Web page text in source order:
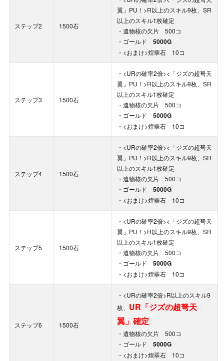
ステップ2 1500石
翼」PU！>R以上のスキル9枚、SR
以上のスキル1枚確定
・遺物核の欠片 500コ
・ゴールド 5000G
・<おまけ>煌翠石 10コ
ステップ3 1500石
・<URの確率2倍><「ジズの超弩天
翼」PU！>R以上のスキル9枚、SR
以上のスキル1枚確定
・遺物核の欠片 500コ
・ゴールド 5000G
・<おまけ>煌翠石 10コ
ステップ4 1500石
・<URの確率2倍><「ジズの超弩天
翼」PU！>R以上のスキル9枚、SR
以上のスキル1枚確定
・遺物核の欠片 500コ
・ゴールド 5000G
・<おまけ>煌翠石 10コ
ステップ5 1500石
・<URの確率2倍><「ジズの超弩天
翼」PU！>R以上のスキル9枚、SR
以上のスキル1枚確定
・遺物核の欠片 500コ
・ゴールド 5000G
・<おまけ>煌翠石 10コ
ステップ6 1500石
・<URの確率2倍>R以上のスキル9
枚、 UR「ジズの超弩天
翼」確定
・遺物核の欠片 500コ
・ゴールド 5000G
・<おまけ>煌翠石 10コ